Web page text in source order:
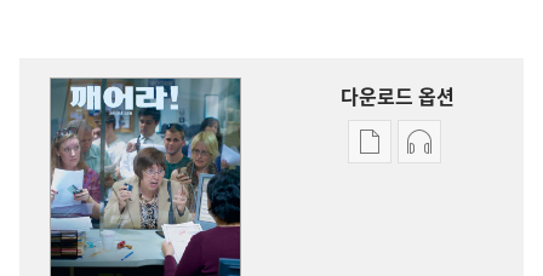
다운로드 옵션
출판물오디오